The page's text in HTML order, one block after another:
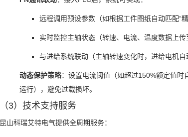
远程调用预设参数（如根据工件图纸自动匹配“
实时监控主轴状态（转速、电流、温度数据上传
与进给系统联动（主轴转速变化时，进给电机自
动态保护策略：设置电流阈值（如超过150%额定值
运行），避免过载损坏。
（3）技术支持服务
昆山科瑞艾特电气提供全周期服务：